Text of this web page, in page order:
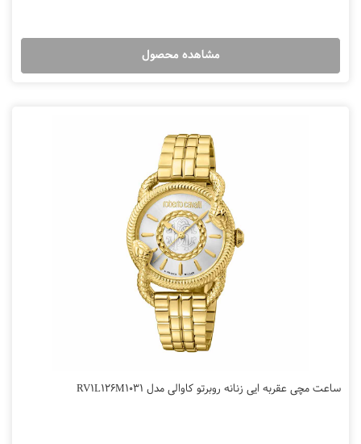
مشاهده محصول
ساعت مچی عقربه ایی زنانه روبرتو کاوالی مدل RV1L126M1031